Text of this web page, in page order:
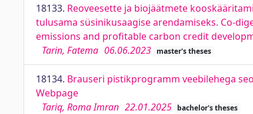
18133. Reoveesette ja biojäätmete
tulusama süsinikusaagise arendamiseks. Co-
emissions and profitable carbon credit
Tarin, Fatema 06.06.2023 master's theses
18134. Brauseri pistikprogramm veebilehega
Webpage
Tariq, Roma Imran 22.01.2025 bachelor's theses